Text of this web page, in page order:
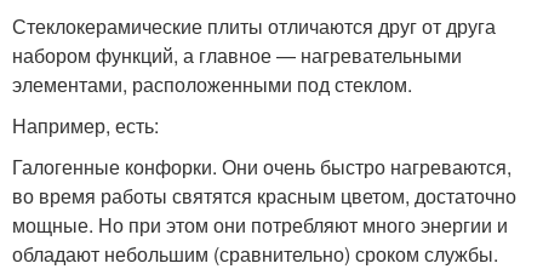
Стеклокерамические плиты отличаются друг от друга
набором функций, а главное — нагревательными
элементами, расположенными под стеклом.
Например, есть:
Галогенные конфорки. Они очень быстро нагреваются,
во время работы святятся красным цветом, достаточно
мощные. Но при этом они потребляют много энергии и
обладают небольшим (сравнительно) сроком службы.